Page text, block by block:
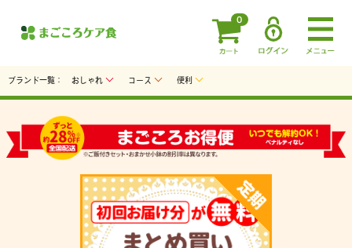
ブランド一覧： おしゃれ コース 便利
0